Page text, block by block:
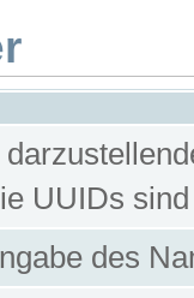
UUIDs
des